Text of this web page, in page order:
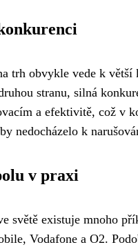
trh obvykle vede k
stranu, silná
a efektivitě, což v
nedocházelo k
v praxi
světě existuje mnoho
Vodafone a O2.